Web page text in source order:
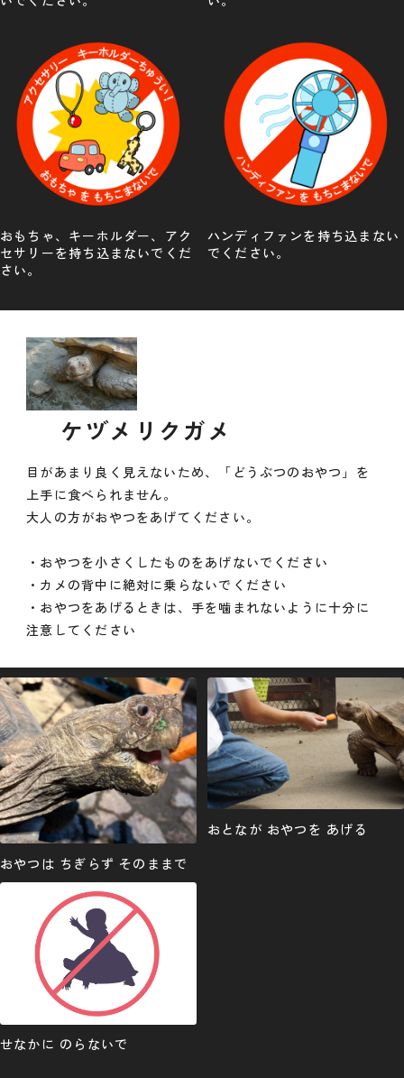
おもちゃ、キーホルダー、アク
セサリーを持ち込まないでくだ
さい。
ハンディファンを持ち込まない
でください。
ケヅメリクガメ
目があまり良く見えないため、「どうぶつのおやつ」を
上手に食べられません。
大人の方がおやつをあげてください。
・おやつを小さくしたものをあげないでください
・カメの背中に絶対に乗らないでください
・おやつをあげるときは、手を噛まれないように十分に
注意してください
おやつは ちぎらず そのままで
おとなが おやつを あげる
せなかに のらないで